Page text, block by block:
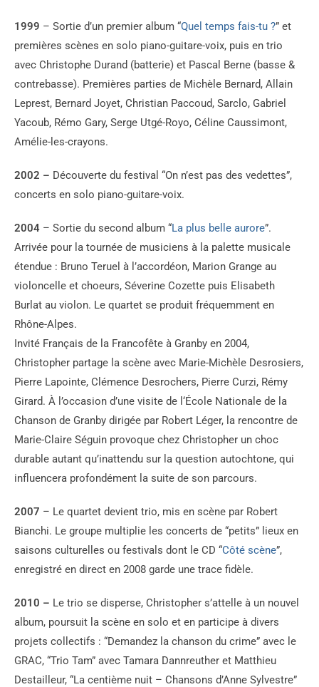
1999 – Sortie d’un premier album “Quel temps fais-tu ?” et
premières scènes en solo piano-guitare-voix, puis en trio
avec Christophe Durand (batterie) et Pascal Berne (basse &
contrebasse). Premières parties de Michèle Bernard, Allain
Leprest, Bernard Joyet, Christian Paccoud, Sarclo, Gabriel
Yacoub, Rémo Gary, Serge Utgé-Royo, Céline Caussimont,
Amélie-les-crayons.
2002 – Découverte du festival “On n’est pas des vedettes”,
concerts en solo piano-guitare-voix.
2004 – Sortie du second album “La plus belle aurore”.
Arrivée pour la tournée de musiciens à la palette musicale
étendue : Bruno Teruel à l’accordéon, Marion Grange au
violoncelle et choeurs, Séverine Cozette puis Elisabeth
Burlat au violon. Le quartet se produit fréquemment en
Rhône-Alpes.
Invité Français de la Francofête à Granby en 2004,
Christopher partage la scène avec Marie-Michèle Desrosiers,
Pierre Lapointe, Clémence Desrochers, Pierre Curzi, Rémy
Girard. À l’occasion d’une visite de l‘École Nationale de la
Chanson de Granby dirigée par Robert Léger, la rencontre de
Marie-Claire Séguin provoque chez Christopher un choc
durable autant qu’inattendu sur la question autochtone, qui
influencera profondément la suite de son parcours.
2007 – Le quartet devient trio, mis en scène par Robert
Bianchi. Le groupe multiplie les concerts de “petits” lieux en
saisons culturelles ou festivals dont le CD “Côté scène”,
enregistré en direct en 2008 garde une trace fidèle.
2010 – Le trio se disperse, Christopher s’attelle à un nouvel
album, poursuit la scène en solo et en participe à divers
projets collectifs : “Demandez la chanson du crime” avec le
GRAC, “Trio Tam” avec Tamara Dannreuther et Matthieu
Destailleur, “La centième nuit – Chansons d’Anne Sylvestre”